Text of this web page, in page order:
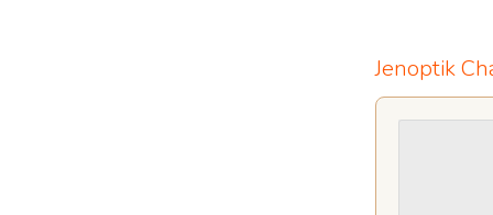
Jenoptik